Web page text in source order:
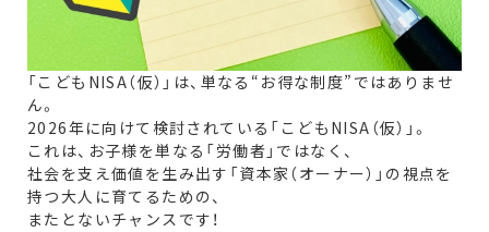
「こどもNISA（仮）」は、単なる“お得な制度”ではありませ
ん。
2026年に向けて検討されている「こどもNISA（仮）」。
これは、お子様を単なる「労働者」ではなく、
社会を支え価値を生み出す「資本家（オーナー）」の視点を
持つ大人に育てるための、
またとないチャンスです！